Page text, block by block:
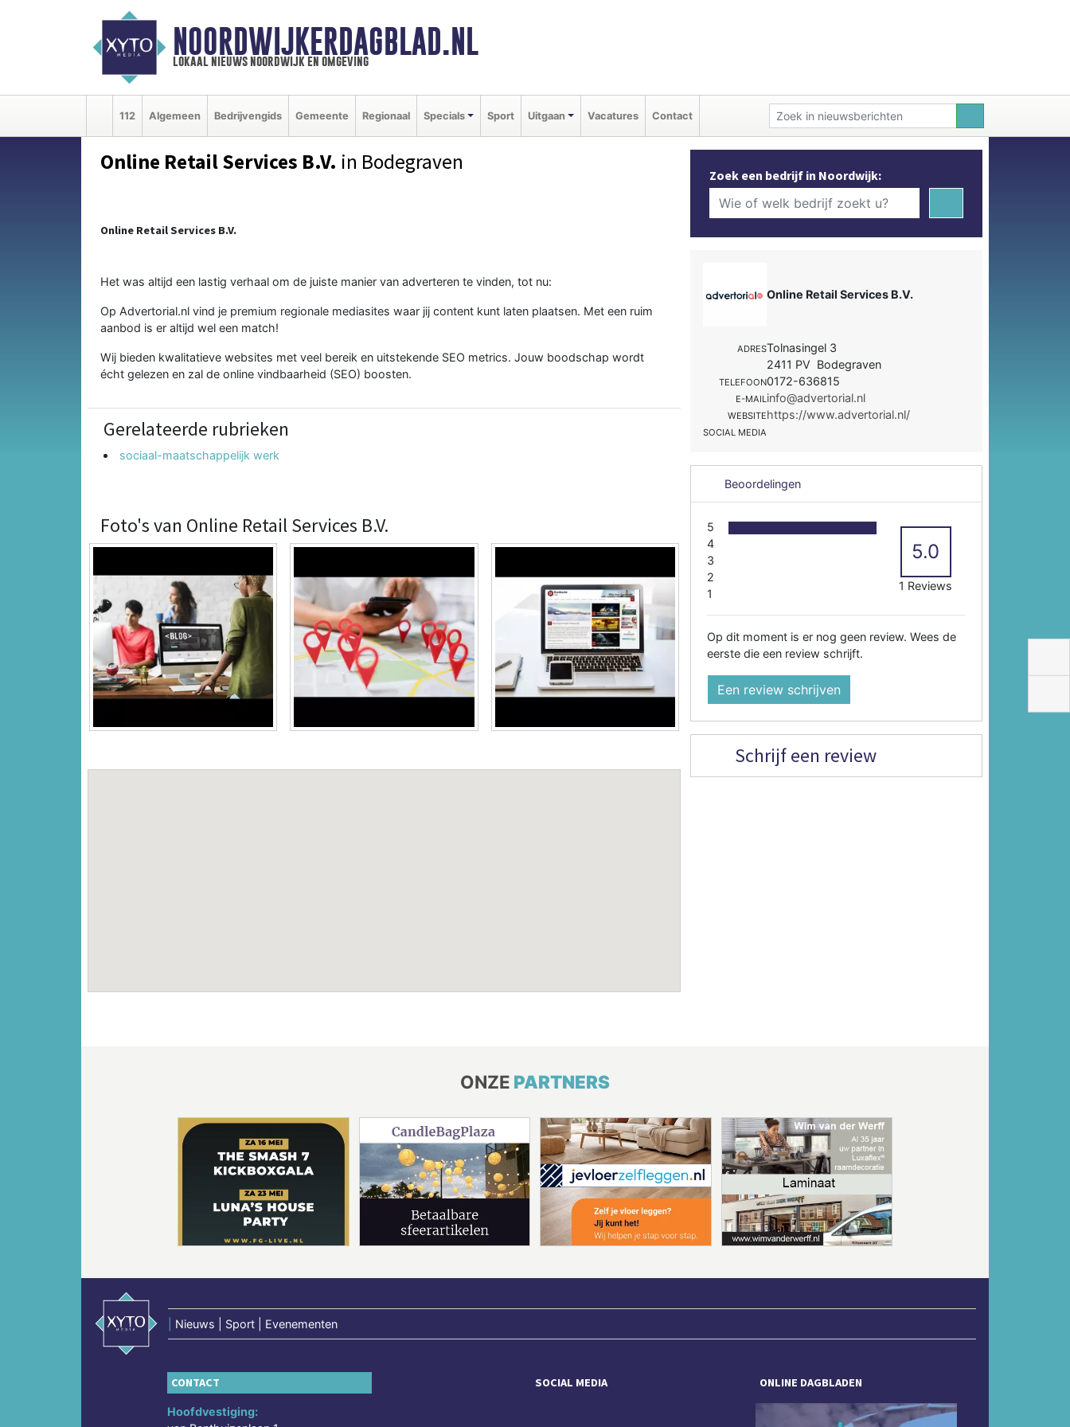
NOORDWIJKERDAGBLAD.NL
lokaal nieuws noordwijk en omgeving
112 Algemeen Bedrijvengids Gemeente Regionaal Specials Sport Uitgaan Vacatures Contact
Online Retail Services B.V. in Bodegraven
Online Retail Services B.V.
Het was altijd een lastig verhaal om de juiste manier van adverteren te vinden, tot nu:
Op Advertorial.nl vind je premium regionale mediasites waar jij content kunt laten plaatsen. Met een ruim
aanbod is er altijd wel een match!
Wij bieden kwalitatieve websites met veel bereik en uitstekende SEO metrics. Jouw boodschap wordt
écht gelezen en zal de online vindbaarheid (SEO) boosten.
Gerelateerde rubrieken
sociaal-maatschappelijk werk
Foto's van Online Retail Services B.V.
Zoek een bedrijf in Noordwijk:
Online Retail Services B.V.
ADRESTolnasingel 3
2411 PV Bodegraven
TELEFOON0172-636815
E-MAILinfo@advertorial.nl
WEBSITEhttps://www.advertorial.nl/
SOCIAL MEDIA
Beoordelingen
5
4
3
2
1
5.0
1 Reviews
Op dit moment is er nog geen review. Wees de
eerste die een review schrijft.
Een review schrijven
Schrijf een review
ONZE PARTNERS
Nieuws | Sport | Evenementen
CONTACT
Hoofdvestiging:
SOCIAL MEDIA ONLINE DAGBLADEN